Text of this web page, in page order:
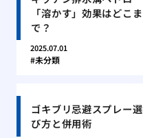
「溶かす」効果はどこま
で？
2025.07.01
未分類
ゴキブリ忌避スプレー選
び方と併用術